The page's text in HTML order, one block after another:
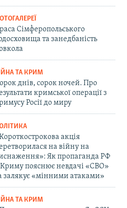
Сімферопольського
та занедбаність
ТА КРИМ
днів, сорок ночей. Про
кримської операції з
Росії до миру
акція
на війну на
Як пропаганда РФ
пояснює невдачі «СВО»
залякує «мінними атаками»
ТА КРИМ